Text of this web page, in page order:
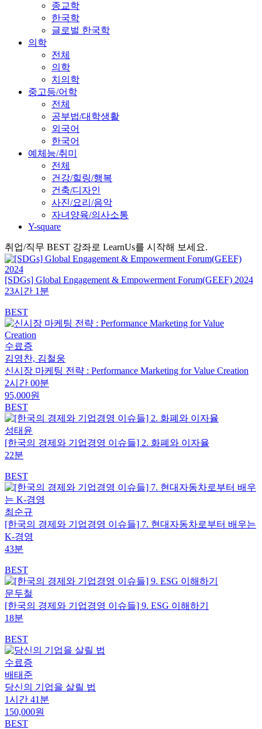
종교학
한국학
글로벌 한국학
의학
전체
의학
치의학
중고등/어학
전체
공부법/대학생활
외국어
한국어
예체능/취미
전체
건강/힐링/행복
건축/디자인
사진/요리/음악
자녀양육/의사소통
Y-square
취업/직무 BEST 강좌로 LearnUs를 시작해 보세요.
[SDGs] Global Engagement & Empowerment Forum(GEEF) 2024
23시간 1분
BEST
수료증
김영찬, 김철웅
신시장 마케팅 전략 : Performance Marketing for Value Creation
2시간 00분
95,000원
BEST
성태윤
[한국의 경제와 기업경영 이슈들] 2. 화폐와 이자율
22분
BEST
최순규
[한국의 경제와 기업경영 이슈들] 7. 현대자동차로부터 배우는
K-경영
43분
BEST
문두철
[한국의 경제와 기업경영 이슈들] 9. ESG 이해하기
18분
BEST
수료증
배태준
당신의 기업을 살릴 법
1시간 41분
150,000원
BEST